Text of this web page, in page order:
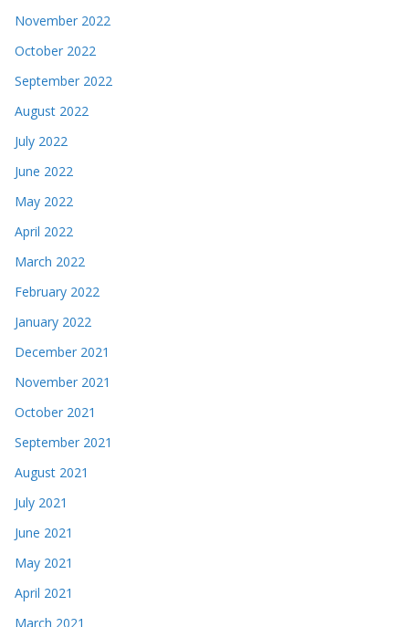
November 2022
October 2022
September 2022
August 2022
July 2022
June 2022
May 2022
April 2022
March 2022
February 2022
January 2022
December 2021
November 2021
October 2021
September 2021
August 2021
July 2021
June 2021
May 2021
April 2021
March 2021